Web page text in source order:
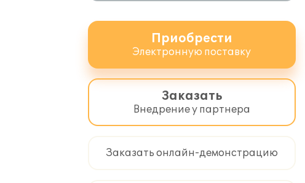
Приобрести
Электронную поставку
Заказать
Внедрение у партнера
Заказать онлайн-демонстрацию